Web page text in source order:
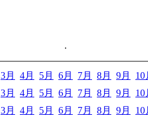
.
3月 4月 5月 6月 7月 8月 9月
10
3月 4月 5月 6月 7月 8月 9月
10
3月 4月 5月 6月 7月 8月 9月
10